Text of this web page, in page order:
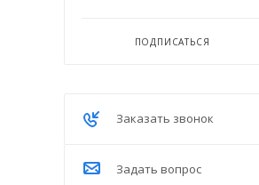
ПОДПИСАТЬСЯ
Заказать звонок
Задать вопрос